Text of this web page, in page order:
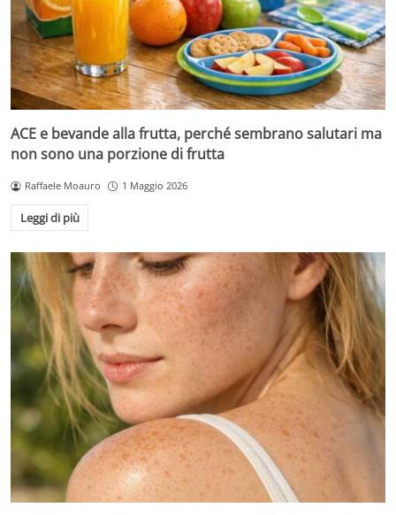
ACE e bevande alla frutta, perché sembrano salutari ma
non sono una porzione di frutta
Raffaele Moauro 1 Maggio 2026
Leggi di più